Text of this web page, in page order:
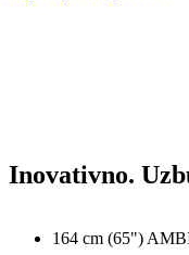
Inovativno.
164 cm (65")